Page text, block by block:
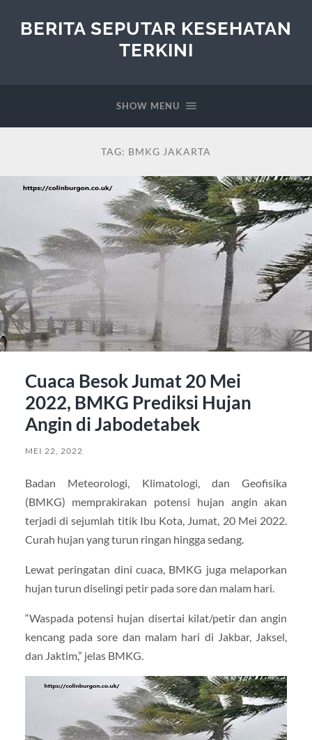
BERITA SEPUTAR KESEHATAN
TERKINI
SHOW MENU
TAG: BMKG JAKARTA
Cuaca Besok Jumat 20 Mei
2022, BMKG Prediksi Hujan
Angin di Jabodetabek
MEI 22, 2022
Badan Meteorologi, Klimatologi, dan Geofisika
(BMKG) memprakirakan potensi hujan angin akan
terjadi di sejumlah titik Ibu Kota, Jumat, 20 Mei 2022.
Curah hujan yang turun ringan hingga sedang.
Lewat peringatan dini cuaca, BMKG juga melaporkan
hujan turun diselingi petir pada sore dan malam hari.
“Waspada potensi hujan disertai kilat/petir dan angin
kencang pada sore dan malam hari di Jakbar, Jaksel,
dan Jaktim,” jelas BMKG.